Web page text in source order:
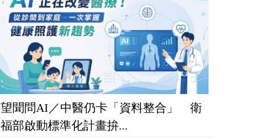
望聞問AI／中醫仍卡「資料整合」 衛
福部啟動標準化計畫拚...